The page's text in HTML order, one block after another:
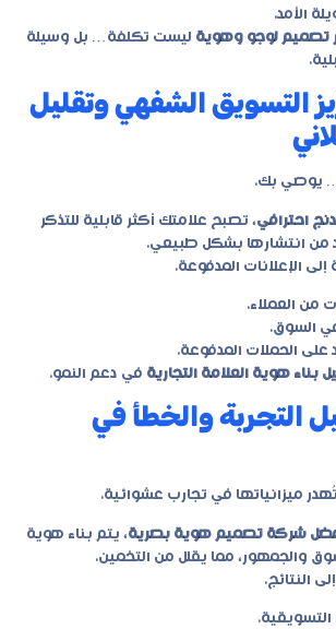
الأمد.
تصميم لوجو وهوية ليست تكلفة… بل وسيلة
التسويق الشفهي وتقليل
يوصي بك.
احترافي، تصبح علامتك أكثر قابلية للتذكر
من انتشارها بشكل طبيعي.
الإعلانات المدفوعة.
من العملاء.
السوق.
على الحملات المدفوعة.
بناء هوية العلامة التجارية في دعم النمو.
التجربة والخطأ في
ميزانياتها في تجارب عشوائية.
شركة تصميم هوية بصرية، يتم بناء هوية
والجمهور، مما يقلل من التخمين.
النتائج.
التسويقية.